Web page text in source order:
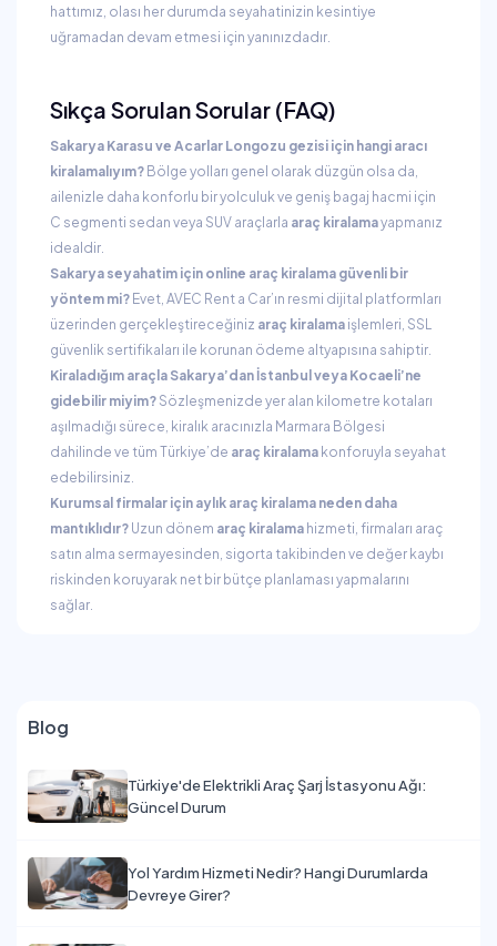
hattımız, olası her durumda seyahatinizin kesintiye
uğramadan devam etmesi için yanınızdadır.
Sıkça Sorulan Sorular (FAQ)
Sakarya Karasu ve Acarlar Longozu gezisi için hangi aracı
kiralamalıyım? Bölge yolları genel olarak düzgün olsa da,
ailenizle daha konforlu bir yolculuk ve geniş bagaj hacmi için
C segmenti sedan veya SUV araçlarla araç kiralamayapmanız
idealdir.
Sakarya seyahatim için online araç kiralama güvenli bir
yöntem mi? Evet, AVEC Rent a Car’ın resmi dijital platformları
üzerinden gerçekleştireceğiniz araç kiralama işlemleri, SSL
güvenlik sertifikaları ile korunan ödeme altyapısına sahiptir.
Kiraladığım araçla Sakarya’dan İstanbul veya Kocaeli’ne
gidebilir miyim? Sözleşmenizde yer alan kilometre kotaları
aşılmadığı sürece, kiralık aracınızla Marmara Bölgesi
dahilinde ve tüm Türkiye’de araç kiralama konforuyla seyahat
edebilirsiniz.
Kurumsal firmalar için aylık araç kiralama neden daha
mantıklıdır? Uzun dönem araç kiralama hizmeti, firmaları araç
satın alma sermayesinden, sigorta takibinden ve değer kaybı
riskinden koruyarak net bir bütçe planlaması yapmalarını
sağlar.
Blog
Türkiye'de Elektrikli Araç Şarj İstasyonu Ağı:
Güncel Durum
Yol Yardım Hizmeti Nedir? Hangi Durumlarda
Devreye Girer?